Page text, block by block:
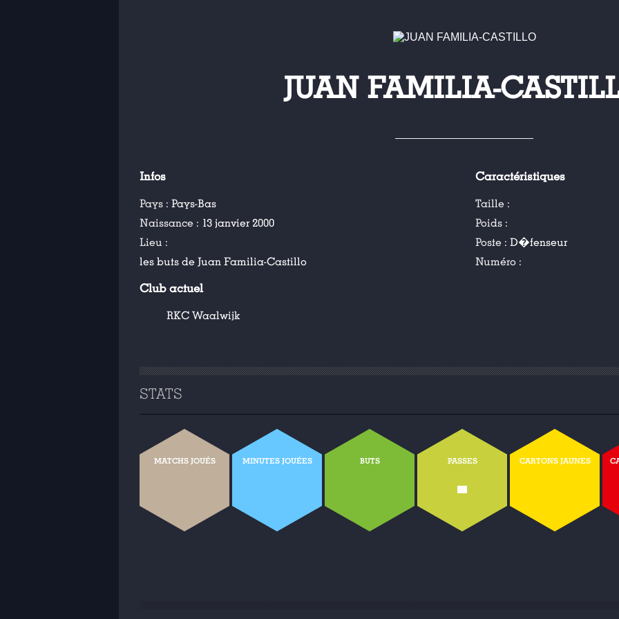
JUAN FAMILIA-
Infos
Pays : Pays-Bas
Naissance : 13 janvier 2000
Lieu :
les buts de Juan Familia-Castillo
Caractéristiques
Taille :
Poids :
Poste :D�fenseur
Numéro :
Club actuel
RKC Waalwijk
STATS
MATCHS JOUÉS MINUTES JOUÉES BUTS PASSES
-
CARTONS JAUNES